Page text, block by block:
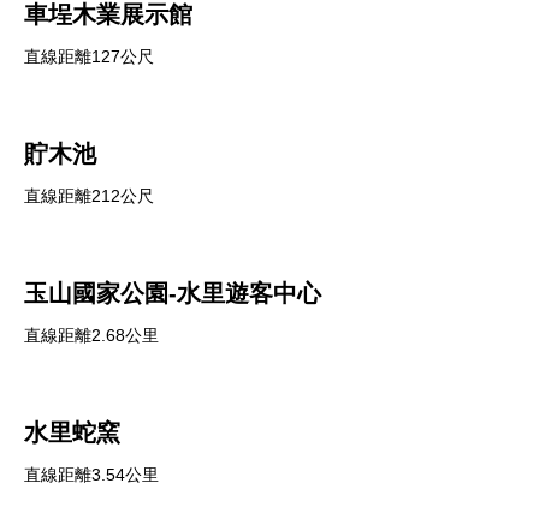
車埕木業展示館
直線距離127公尺
貯木池
直線距離212公尺
玉山國家公園-水里遊客中心
直線距離2.68公里
水里蛇窯
直線距離3.54公里